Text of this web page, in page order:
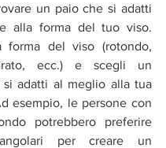
un paio che si adatti
alla forma del tuo viso.
forma del viso (rotondo,
ecc.) e scegli un
si adatti al meglio alla tua
esempio, le persone con
potrebbero preferire
per creare un